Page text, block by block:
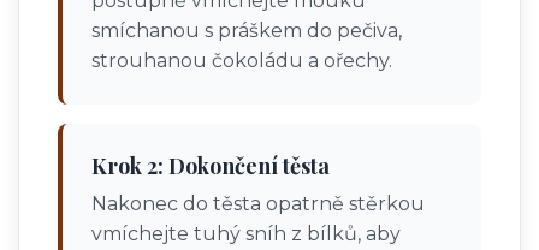
smíchanou s práškem do pečiva,
strouhanou čokoládu a ořechy.
Krok 2: Dokončení těsta
Nakonec do těsta opatrně stěrkou
vmíchejte tuhý sníh z bílků, aby